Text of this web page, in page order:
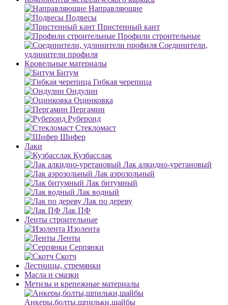
Направляющие
Подвесы
Пристенный кант
Профили строительные
Соединители,
удлинители профиля
Кровельные материалы
Битум
Гибкая черепица
Ондулин
Оцинковка
Пергамин
Рубероид
Стекломаст
Шифер
Лаки
Кузбасслак
Лак алкидно-уретановый
Лак аэрозольный
Лак битумный
Лак водный
Лак по дереву
Лак ПФ
Ленты строительные
Изолента
Ленты
Серпянки
Скотч
Лестницы, стремянки
Масла и смазки
Метизы и крепежные материалы
Анкеры,болты,шпильки,шайбы